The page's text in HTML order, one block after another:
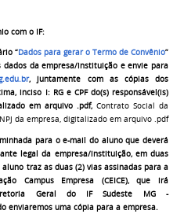
com o IF:
“Dados para gerar o Termo de Convênio”
da empresa/instituição e envie para
, juntamente com as cópias dos
inciso I: RG e CPF do(s) responsável(is)
em arquivo .pdf, Contrato Social da
da empresa, digitalizado em arquivo .pdf
para o e-mail do aluno que deverá
legal da empresa/instituição, em duas
traz as duas (2) vias assinadas para a
Campus Empresa (CEICE),que irá
Geral do IF Sudeste MG -
enviaremos uma cópia para a empresa.